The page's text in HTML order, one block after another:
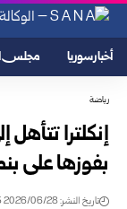
أخبار سوريا مجلس
رياضة
بفوزها على
تاريخ النشر: 2026/06/28 2:25 صباحًا